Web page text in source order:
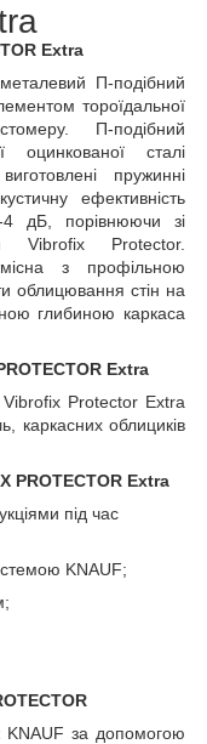
Extra
П-подібний
тороїдальної
П-подібний
оцинкованої сталі
пружинні
ефективність
4 дБ, порівнюючи зі
Vibrofix Protector.
з профільною
облицювання стін на
глибиною каркаса
Extra
Vibrofix Protector Extra
каркасних облициків
Extra
під час
KNAUF;
KNAUF за допомогою